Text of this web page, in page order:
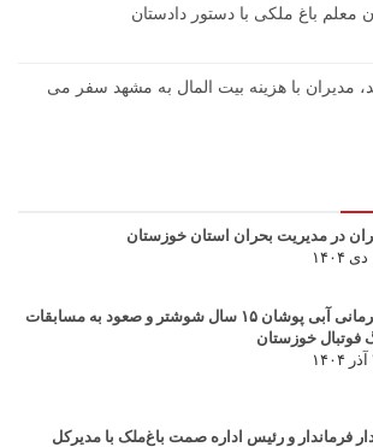
معلم باغ ملکی با دستور دادستان
مدیران با هزینه بیت المال به مشهد سفر می
در مدیریت بحران استان خوزستان
قهرمانی آبی پوشان ۱۵ سال شوشتر و صعود به مسابقات
فوتبال خوزستان
فرماندار و رئیس اداره صمت باغ‌ملک با مدیرکل